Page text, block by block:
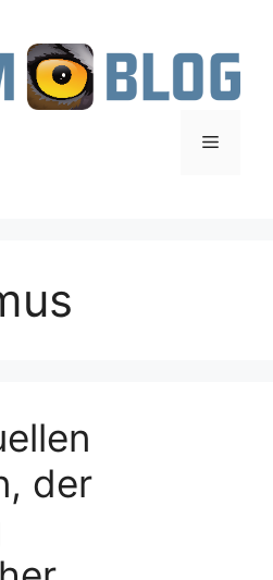
Menü
der